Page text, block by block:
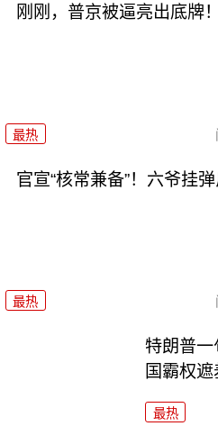
刚刚，普京被逼亮出底牌
最热
官宣“核常兼备”！六爷挂
最热
特朗普一
国霸权遮
最热